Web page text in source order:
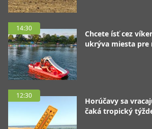
14:30
Chcete ísť cez
ukrýva miesta
12:30
Horúčavy sa
čaká tropický